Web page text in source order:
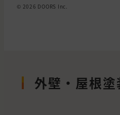
© 2026 DOORS Inc.
外壁・屋根